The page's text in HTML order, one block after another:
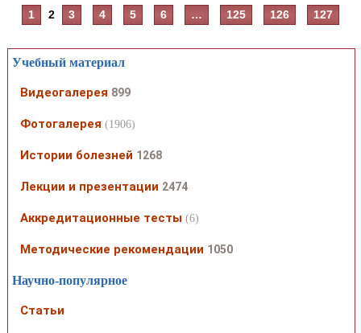
1 2 3 4 5 6 … 125 126 127
Учебный материал
Видеогалерея 899
Фотогалерея (1906)
Истории болезней 1268
Лекции и презентации 2474
Аккредитационные тесты (6)
Методические рекомендации 1050
Научно-популярное
Статьи